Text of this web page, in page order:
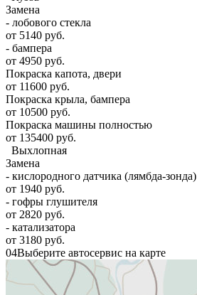
Замена
- лобового стекла
от 5140 руб.
- бампера
от 4950 руб.
Покраска капота, двери
от 11600 руб.
Покраска крыла, бампера
от 10500 руб.
Покраска машины полностью
от 135400 руб.
Выхлопная
Замена
- кислородного датчика (лямбда-зонда)
от 1940 руб.
- гофры глушителя
от 2820 руб.
- катализатора
от 3180 руб.
04Выберите автосервис на карте